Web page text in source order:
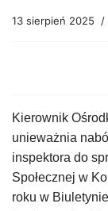
13 sierpień 2025
Kierownik
unieważnia
inspektora do
Społecznej w
roku w